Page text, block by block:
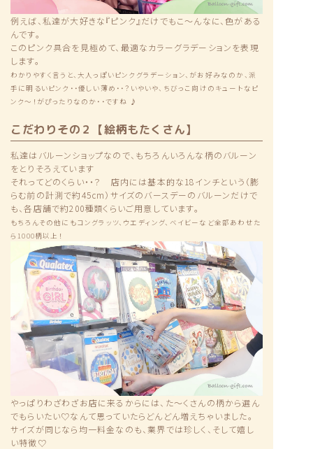
例えば、私達が大好きな『ピンク』だけでもこ〜んなに、色がある
んです。
このピンク具合を見極めて、最適なカラーグラデーションを表現
します。
わかりやすく言うと、大人っぽいピンクグラデーション、がお好みなのか、派
手に明るいピンク・・優しい薄め・・？いやいや、ちびっこ向けのキュートなピ
ンク〜！がぴったりなのか・・ですね ♪
こだわりその２【絵柄もたくさん】
私達はバルーンショップなので、もちろんいろんな柄のバルーン
をとりそろえています
それってどのくらい・・？ 店内には基本的な18インチという（膨
らむ前の計測で約45cm）サイズのバースデーのバルーンだけで
も、各店舗で約200種類くらいご用意しています。
もちろんその他にもコングラッツ、ウエディング、ベイビーなど全部あわせた
ら1000柄以上！
やっぱりわざわざお店に来るからには、た〜くさんの柄から選ん
でもらいたい♡なんて思っていたらどんどん増えちゃいました。
サイズが同じなら均一料金なのも、業界では珍しく、そして嬉し
い特徴♡